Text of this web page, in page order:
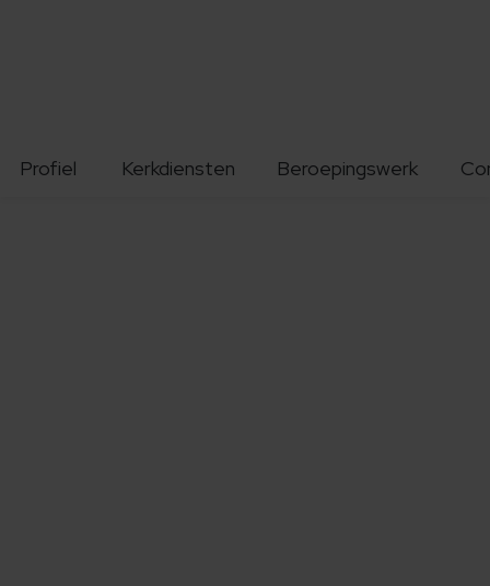
Profiel Kerkdiensten Beroepingswerk